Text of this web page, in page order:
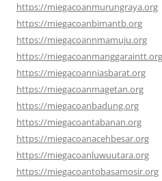
https://miegacoanmurungraya.org
https://miegacoanbimantb.org
https://miegacoannmamuju.org
https://miegacoanmanggaraintt.org
https://miegacoanniasbarat.org
https://miegacoanmagetan.org
https://miegacoanbadung.org
https://miegacoantabanan.org
https://miegacoanacehbesar.org
https://miegacoanluwuutara.org
https://miegacoantobasamosir.org